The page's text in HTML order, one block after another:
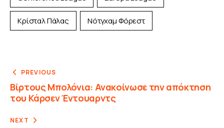
Κρίσταλ Πάλας Νότγχαμ Φόρεστ
PREVIOUS
Βίρτους Μπολόνια: Ανακοίνωσε την απόκτηση
του Κάρσεν Έντουαρντς
NEXT